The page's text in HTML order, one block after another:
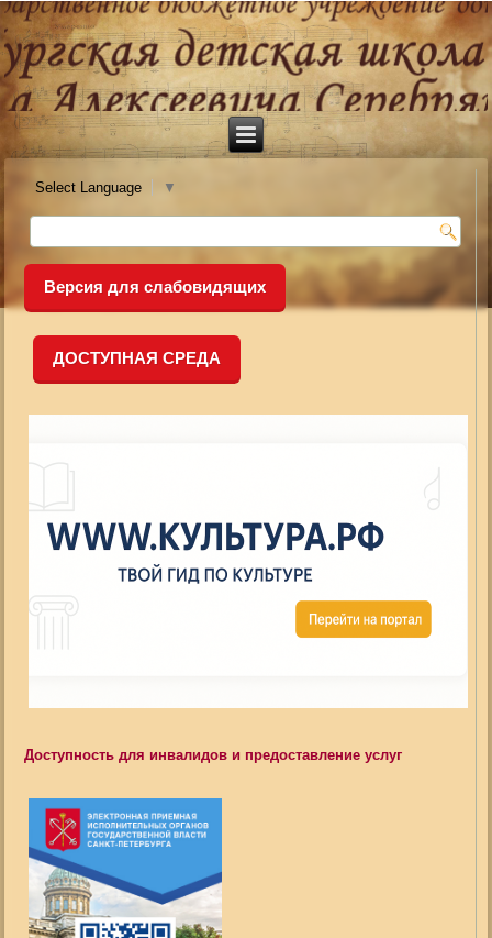
Select Language ▼
Версия для слабовидящих
ДОСТУПНАЯ СРЕДА
Доступность для инвалидов и предоставление услуг